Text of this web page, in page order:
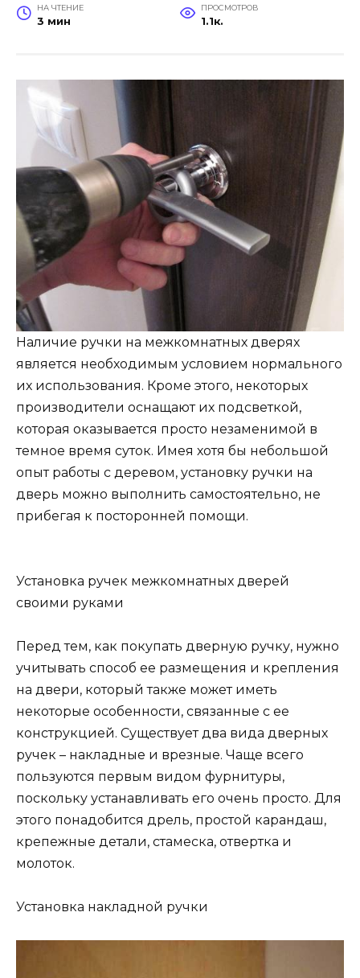
НА ЧТЕНИЕ
3 мин
ПРОСМОТРОВ
1.1к.
Наличие ручки на межкомнатных дверях
является необходимым условием нормального
их использования. Кроме этого, некоторых
производители оснащают их подсветкой,
которая оказывается просто незаменимой в
темное время суток. Имея хотя бы небольшой
опыт работы с деревом, установку ручки на
дверь можно выполнить самостоятельно, не
прибегая к посторонней помощи.
Установка ручек межкомнатных дверей
своими руками
Перед тем, как покупать дверную ручку, нужно
учитывать способ ее размещения и крепления
на двери, который также может иметь
некоторые особенности, связанные с ее
конструкцией. Существует два вида дверных
ручек – накладные и врезные. Чаще всего
пользуются первым видом фурнитуры,
поскольку устанавливать его очень просто. Для
этого понадобится дрель, простой карандаш,
крепежные детали, стамеска, отвертка и
молоток.
Установка накладной ручки